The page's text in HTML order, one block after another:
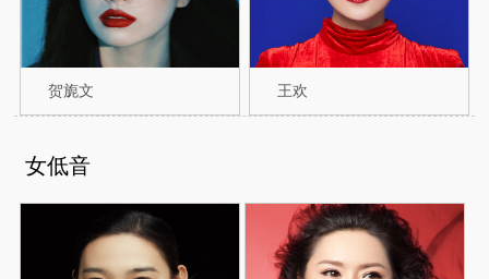
贺旎文 王欢
女低音